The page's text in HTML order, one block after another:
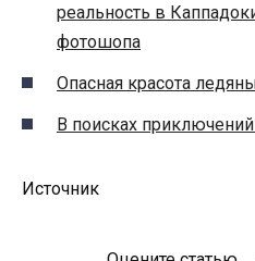
реальность в
фотошопа
Опасная красота
В поисках
Источник